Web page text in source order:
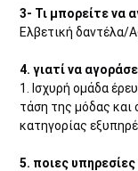
3- Τι μπορείτε να
Ελβετική δαντέλα/
4. γιατί να
1. Ισχυρή ομάδα
τάση της μόδας
κατηγορίας
5. ποιες